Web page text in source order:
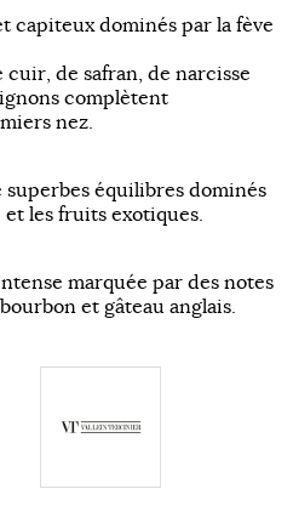
capiteux dominés par la fève
cuir, de safran, de narcisse
complètent
nez.
superbes équilibres dominés
les fruits exotiques.
marquée par des notes
et gâteau anglais.